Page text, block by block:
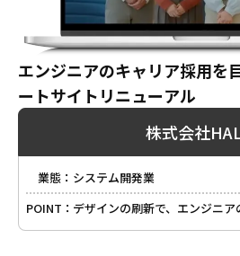
エンジニアのキャリア採用を
ートサイトリニューアル
株式会社
業態： システム開発業
POINT： デザインの刷新で、エンジニ